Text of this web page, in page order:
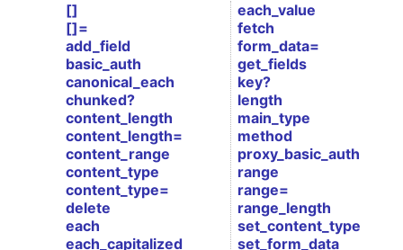
[]
[]=
add_field
basic_auth
canonical_each
chunked?
content_length
content_length=
content_range
content_type
content_type=
delete
each
each_capitalized
each_value
fetch
form_data=
get_fields
key?
length
main_type
method
proxy_basic_auth
range
range=
range_length
set_content_type
set_form_data